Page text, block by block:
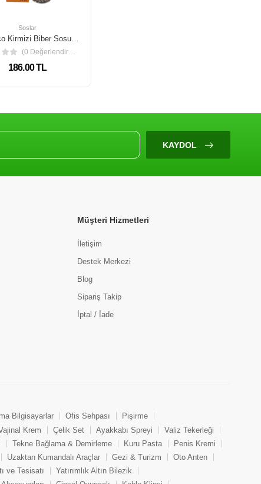
Soslar
Tabasco Kirmizi Biber Sosu 60 Gr
(0 Değerlendirme)
186.00 TL
KAYDOL
Müşteri Hizmetleri
İletişim
Destek Merkezi
Blog
Sipariş Takip
İptal / İade
Bilgisayarlar Ofis Sehpası
Pişirme
Krem Çelik Set Ayakkabı Spreyi
Valiz Tekerleği
Tekne Bağlama & Demirleme Kuru Pasta
Penis Kremi
Uzaktan Kumandalı Araçlar Gezi & Turizm
Oto Anten
ve Tesisatı
Yatırımlık Altın Bilezik